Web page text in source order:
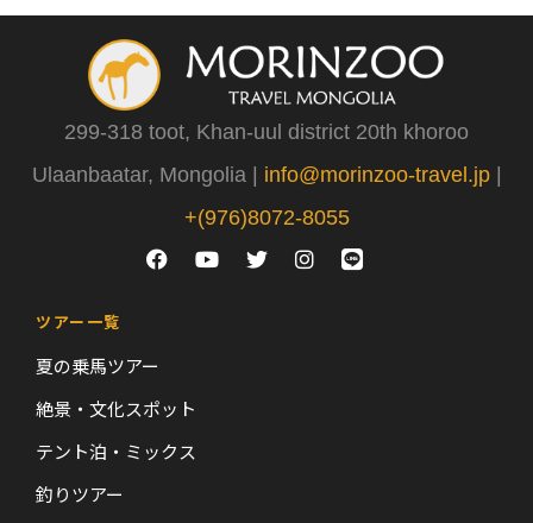
299-318 toot, Khan-uul district 20th khoroo
Ulaanbaatar, Mongolia | info@morinzoo-travel.jp|
+(976)8072-8055
ツアー一覧
夏の乗馬ツアー
絶景・文化スポット
テント泊・ミックス
釣りツアー